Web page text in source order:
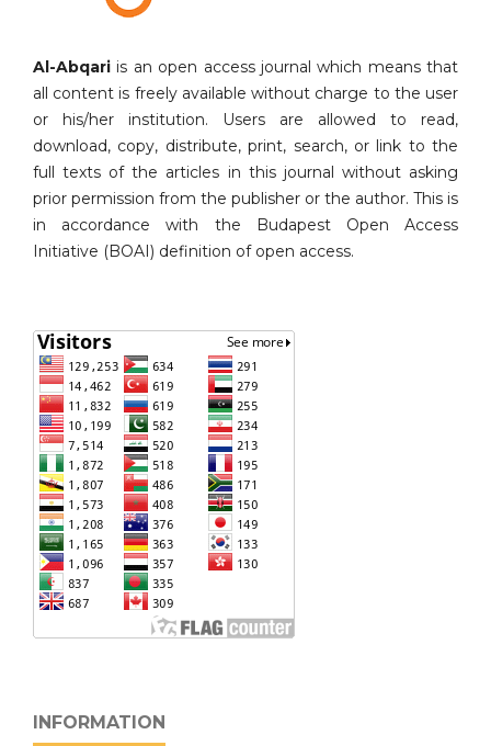
Al-Abqari is an open access journal which means that
all content is freely available without charge to the user
or his/her institution. Users are allowed to read,
download, copy, distribute, print, search, or link to the
full texts of the articles in this journal without asking
prior permission from the publisher or the author. This is
in accordance with the Budapest Open Access
Initiative (BOAI) definition of open access.
INFORMATION